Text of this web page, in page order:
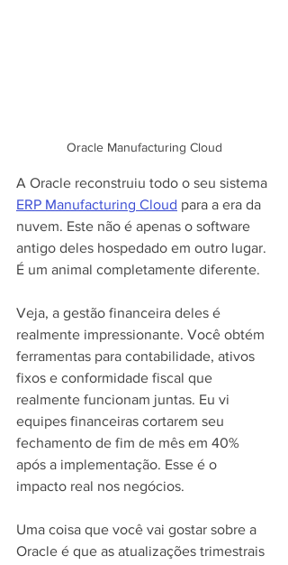
Oracle Manufacturing Cloud
A Oracle reconstruiu todo o seu sistema
ERP Manufacturing Cloud para a era da
nuvem. Este não é apenas o software
antigo deles hospedado em outro lugar.
É um animal completamente diferente.
Veja, a gestão financeira deles é
realmente impressionante. Você obtém
ferramentas para contabilidade, ativos
fixos e conformidade fiscal que
realmente funcionam juntas. Eu vi
equipes financeiras cortarem seu
fechamento de fim de mês em 40%
após a implementação. Esse é o
impacto real nos negócios.
Uma coisa que você vai gostar sobre a
Oracle é que as atualizações trimestrais